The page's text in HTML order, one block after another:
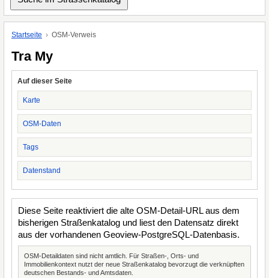
Startseite OSM-Verweis
Tra My
Auf dieser Seite
Karte
OSM-Daten
Tags
Datenstand
Diese Seite reaktiviert die alte OSM-Detail-URL aus dem
bisherigen Straßenkatalog und liest den Datensatz direkt
aus der vorhandenen Geoview-PostgreSQL-Datenbasis.
OSM-Detaildaten sind nicht amtlich. Für Straßen-, Orts- und
Immobilienkontext nutzt der neue Straßenkatalog bevorzugt die verknüpften
deutschen Bestands- und Amtsdaten.